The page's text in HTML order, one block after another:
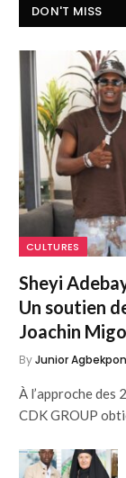
DON'T MISS
CULTURES
Sheyi
Un soutien
Joachin
ByJunior
À l’approche des
CDK GROUP